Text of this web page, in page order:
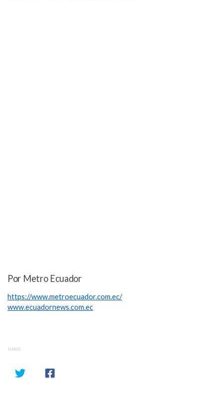
Por Metro Ecuador
https://www.metroecuador.com.ec/
www.ecuadornews.com.ec
SHARE